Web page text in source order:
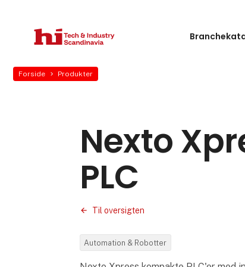
Forside Produkter
Nexto
PLC
Til oversigten
Automation & Robotter